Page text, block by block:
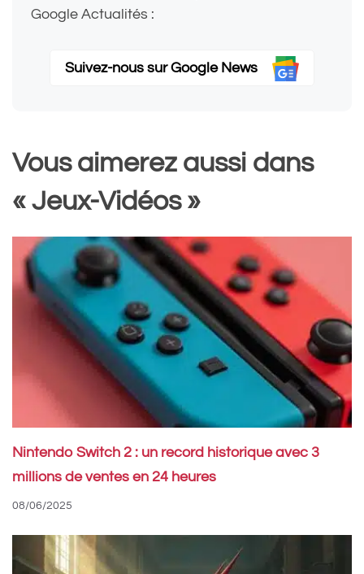
Google Actualités :
Suivez-nous sur Google News
Vous aimerez aussi dans
« Jeux-Vidéos »
Nintendo Switch 2 : un record historique avec 3
millions de ventes en 24 heures
08/06/2025